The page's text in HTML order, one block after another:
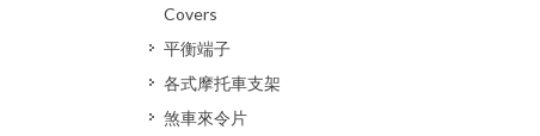
Covers
平衡端子
各式摩托車支架
煞車來令片